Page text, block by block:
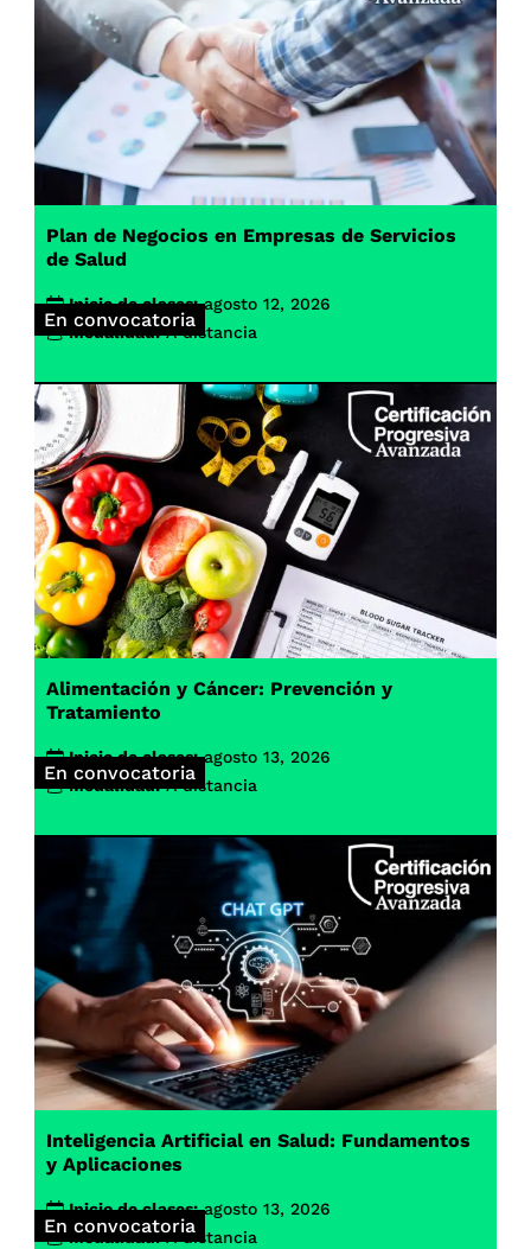
En convocatoria
Plan de Negocios en Empresas de Servicios
de Salud
Inicio de clases: agosto 12, 2026
Modalidad: A distancia
En convocatoria
Alimentación y Cáncer: Prevención y
Tratamiento
Inicio de clases: agosto 13, 2026
Modalidad: A distancia
En convocatoria
Inteligencia Artificial en Salud: Fundamentos
y Aplicaciones
Inicio de clases: agosto 13, 2026
Modalidad: A distancia